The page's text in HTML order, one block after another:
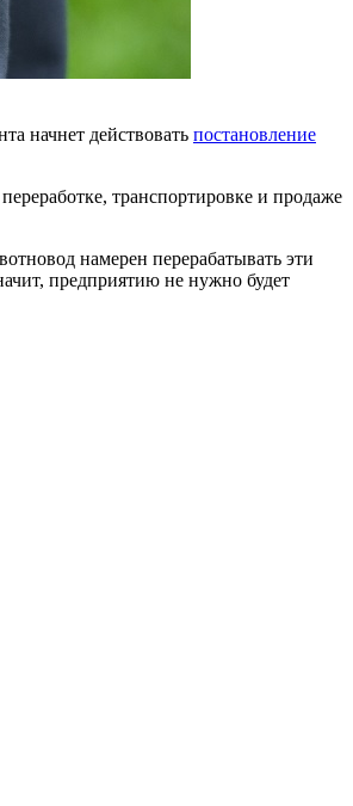
начнет действовать постановление
транспортировке и продаже
намерен перерабатывать эти
предприятию не нужно будет